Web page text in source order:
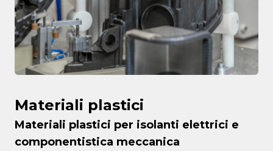
Materiali plastici
Materiali plastici per isolanti elettrici e
componentistica meccanica